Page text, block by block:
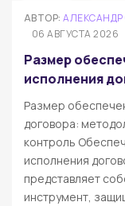
АВТОР:
06 АВГУСТА 2026
Размер
исполнения
Размер
договора:
контроль
исполнения
представляет
инструмент,